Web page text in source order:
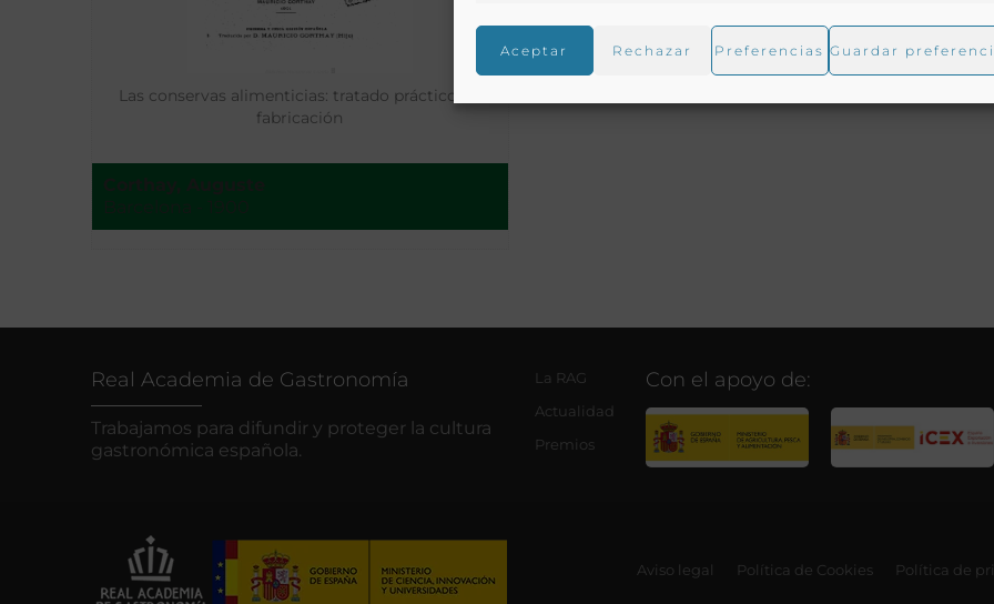
Aceptar Rechazar Preferencias Guardar
Las conservas alimenticias: tratado práctico de
fabricación
Real Academia de Gastronomía
Trabajamos para difundir y proteger la cultura
gastronómica española.
La RAG
Actualidad
Premios
Con el apoyo de:
Aviso legal Política de Cookies Política de